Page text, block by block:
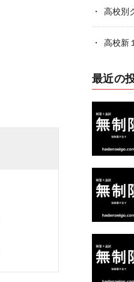
高校別
高校新
最近の